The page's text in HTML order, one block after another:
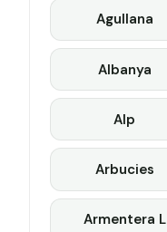
Agullana
Albanya
Alp
Arbucies
Armentera L